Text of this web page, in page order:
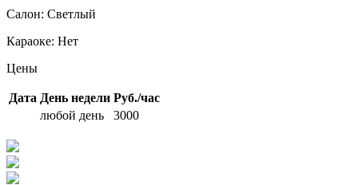
Салон: Светлый
Караоке: Нет
Цены
Дата День недели Руб./час
любой день
3000